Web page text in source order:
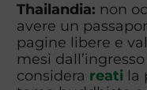
Thailandia: non
avere un
pagine libere e
mesi
considera reatila